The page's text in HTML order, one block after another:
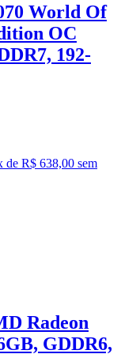
World Of
OC
192-
de R$ 638,00 sem
Radeon
GDDR6,